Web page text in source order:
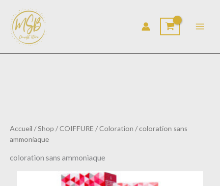
contenu
Accueil /Shop /COIFFURE /Coloration / coloration sans
ammoniaque
coloration sans ammoniaque